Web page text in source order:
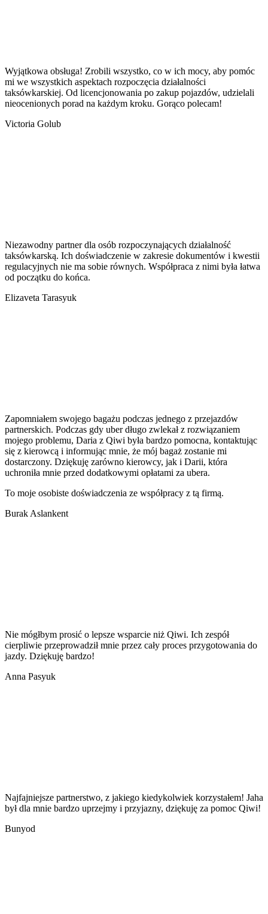
Wyjątkowa obsługa! Zrobili wszystko, co w ich mocy, aby pomóc
mi we wszystkich aspektach rozpoczęcia działalności
taksówkarskiej. Od licencjonowania po zakup pojazdów, udzielali
nieocenionych porad na każdym kroku. Gorąco polecam!
Victoria Golub
Niezawodny partner dla osób rozpoczynających działalność
taksówkarską. Ich doświadczenie w zakresie dokumentów i kwestii
regulacyjnych nie ma sobie równych. Współpraca z nimi była łatwa
od początku do końca.
Elizaveta Tarasyuk
Zapomniałem swojego bagażu podczas jednego z przejazdów
partnerskich. Podczas gdy uber długo zwlekał z rozwiązaniem
mojego problemu, Daria z Qiwi była bardzo pomocna, kontaktując
się z kierowcą i informując mnie, że mój bagaż zostanie mi
dostarczony. Dziękuję zarówno kierowcy, jak i Darii, która
uchroniła mnie przed dodatkowymi opłatami za ubera.
To moje osobiste doświadczenia ze współpracy z tą firmą.
Burak Aslankent
Nie mógłbym prosić o lepsze wsparcie niż Qiwi. Ich zespół
cierpliwie przeprowadził mnie przez cały proces przygotowania do
jazdy. Dziękuję bardzo!
Anna Pasyuk
Najfajniejsze partnerstwo, z jakiego kiedykolwiek korzystałem! Jaha
był dla mnie bardzo uprzejmy i przyjazny, dziękuję za pomoc Qiwi!
Bunyod